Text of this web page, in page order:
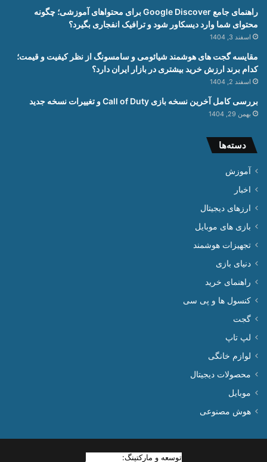
راهنمای جامع Google Discover برای محتواهای آموزشی؛ چگونه
محتوای شما وارد دیسکاور شود و ترافیک انفجاری بگیرد؟
اسفند 3, 1404
مقایسه گجت های هوشمند شیائومی و سامسونگ از نظر کیفیت و قیمت؛
کدام برند ارزش خرید بیشتری در بازار ایران دارد؟
اسفند 2, 1404
بررسی کامل آخرین نسخه بازی Call of Duty و تغییرات نسخه جدید
بهمن 29, 1404
دسته‌ها
آموزش
اخبار
ارزهای دیجیتال
بازی های موبایل
تجهیزات هوشمند
دنیای بازی
راهنمای خرید
کنسول ها و پی سی
گجت
لپ تاپ
لوازم خانگی
محصولات دیجیتال
موبایل
هوش مصنوعی
توسعه و مارکتینگ: